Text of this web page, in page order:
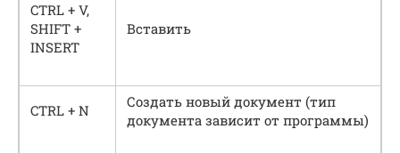
CTRL + V,
SHIFT +
INSERT
Вставить
CTRL + N
Создать новый документ (тип
документа зависит от программы)